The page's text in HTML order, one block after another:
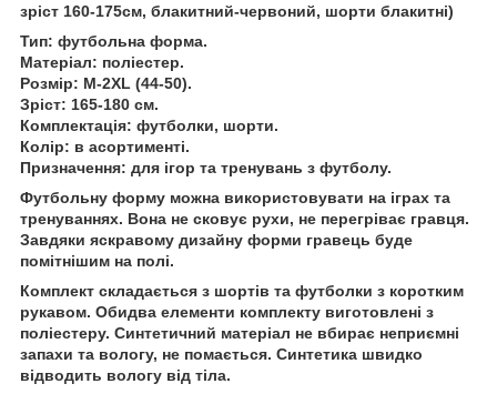
зріст 160-175см, блакитний-червоний, шорти блакитні)
Тип: футбольна форма.
Матеріал: поліестер.
Розмір: M-2XL (44-50).
Зріст: 165-180 см.
Комплектація: футболки, шорти.
Колір: в асортименті.
Призначення: для ігор та тренувань з футболу.
Футбольну форму можна використовувати на іграх та
тренуваннях. Вона не сковує рухи, не перегріває гравця.
Завдяки яскравому дизайну форми гравець буде
помітнішим на полі.
Комплект складається з шортів та футболки з коротким
рукавом. Обидва елементи комплекту виготовлені з
поліестеру. Синтетичний матеріал не вбирає неприємні
запахи та вологу, не помається. Синтетика швидко
відводить вологу від тіла.